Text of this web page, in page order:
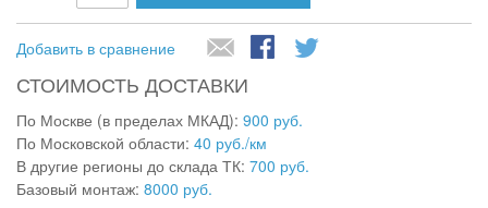
Добавить в сравнение
СТОИМОСТЬ ДОСТАВКИ
По Москве (в пределах МКАД): 900 руб.
По Московской области: 40 руб./км
В другие регионы до склада ТК: 700 руб.
Базовый монтаж: 8000 руб.